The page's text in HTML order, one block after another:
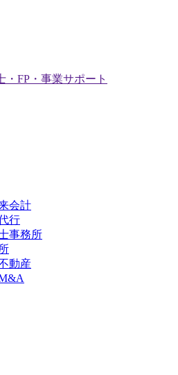
・FP・事業サポート
会計
行
事務所
動産